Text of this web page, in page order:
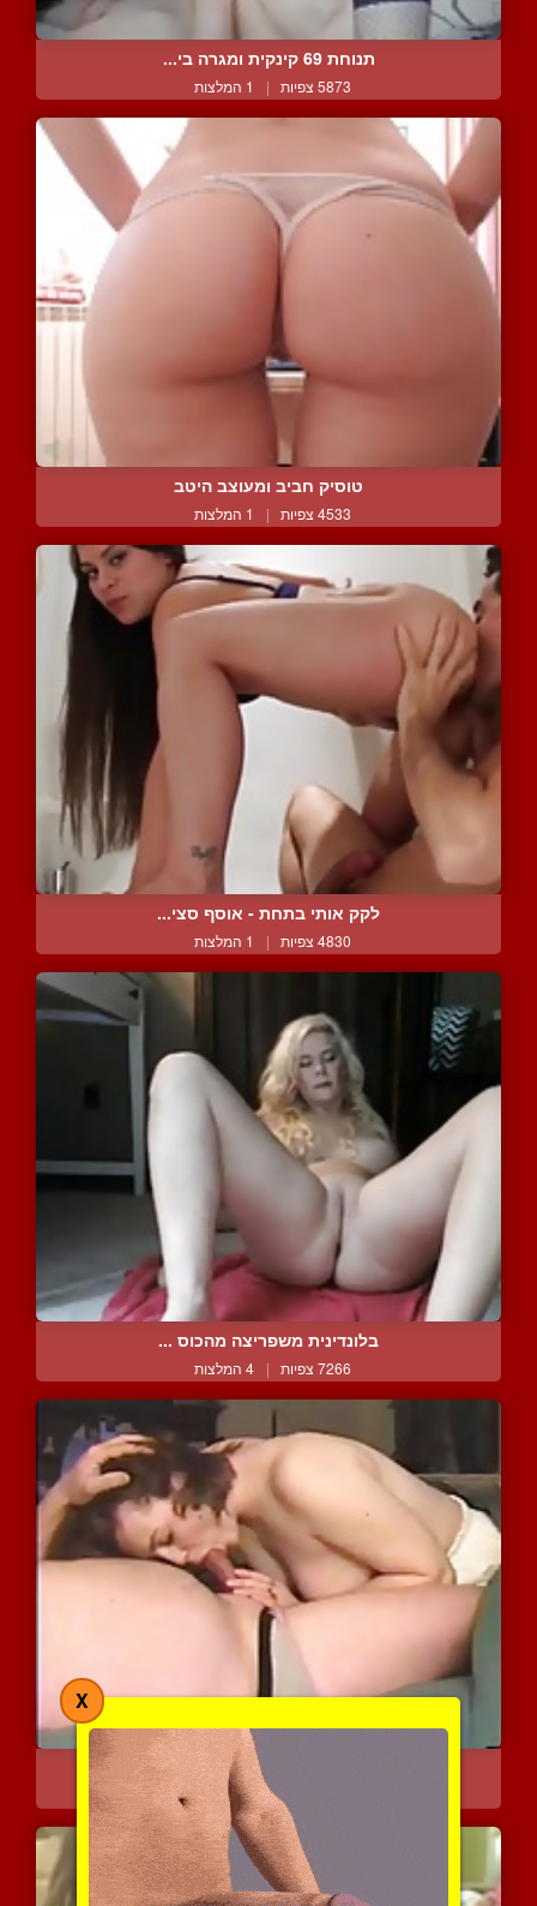
תנוחת 69 קינקית ומגרה בי...
5873 צפיות | 1 המלצות
טוסיק חביב ומעוצב היטב
4533 צפיות | 1 המלצות
לקק אותי בתחת - אוסף סצי...
4830 צפיות | 1 המלצות
בלונדינית משפריצה מהכוס ...
7266 צפיות | 4 המלצות
החברה השרלילה שלו יורדת ...
| 3 המלצות
X